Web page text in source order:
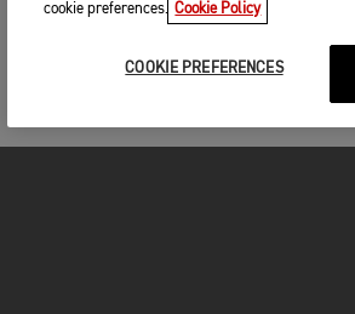
cookie preferences. Cookie Policy
COOKIE PREFERENCES